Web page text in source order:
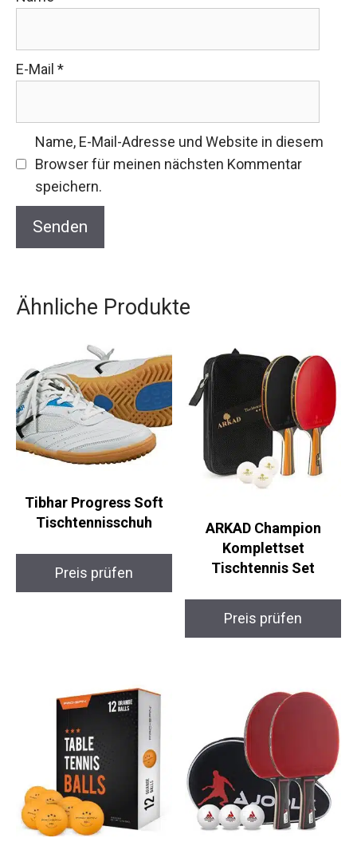
E-Mail *
Name, E-Mail-Adresse und Website in diesem
Browser für meinen nächsten Kommentar
speichern.
Ähnliche Produkte
Tibhar Progress Soft
Tischtennisschuh
Preis prüfen
ARKAD Champion
Komplettset
Tischtennis Set
Preis prüfen